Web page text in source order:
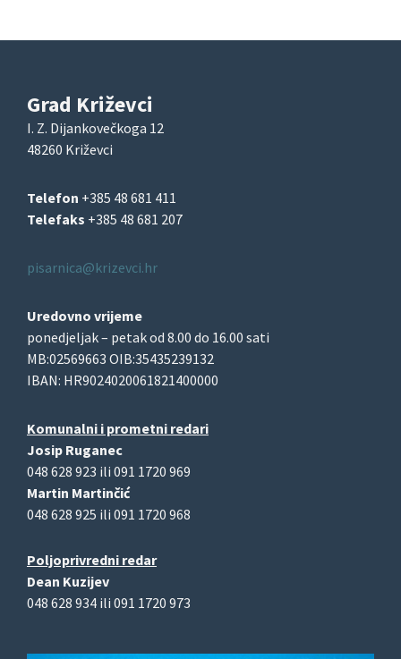
Grad Križevci
I. Z. Dijankovečkoga 12
48260 Križevci
Telefon +385 48 681 411
Telefaks +385 48 681 207
pisarnica@krizevci.hr
Uredovno vrijeme
ponedjeljak – petak od 8.00 do 16.00 sati
MB:02569663 OIB:35435239132
IBAN: HR9024020061821400000
Komunalni i prometni redari
Josip Ruganec
048 628 923 ili 091 1720 969
Martin Martinčić
048 628 925 ili 091 1720 968
Poljoprivredni redar
Dean Kuzijev
048 628 934 ili 091 1720 973